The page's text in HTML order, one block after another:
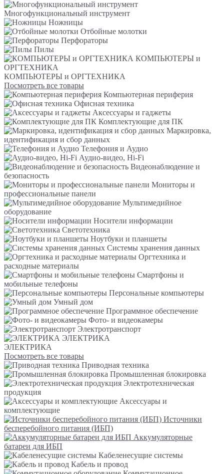
Многофункциональный инструмент
Ножницы
Отбойные молотки
Перфораторы
Пилы
КОМПЬЮТЕРЫ и
ОРГТЕХНИКА
КОМПЬЮТЕРЫ и ОРГТЕХНИКА
Посмотреть все товары
Компьютерная периферия
Офисная техника
Аксессуары и гаджеты
Комплектующие для ПК
Маркировка,
идентификация и сбор данных
Телефония и Аудио
Аудио-видео, Hi-Fi
Видеонаблюдение и
безопасность
Мониторы и
профессиональные панели
Мультимедийное
оборудование
Носители информации
Светотехника
Ноутбуки и планшеты
Системы хранения данных
Оргтехника и
расходные материалы
Смартфоны и
мобильные телефоны
Персональные компьютеры
Умный дом
Программное обеспечение
Фото- и видеокамеры
Электротранспорт
ЭЛЕКТРИКА
ЭЛЕКТРИКА
Посмотреть все товары
Приводная техника
Промышленная блокировка
Электротехническая
продукция
Аксессуары и
комплектующие
Источники
бесперебойного питания (ИБП)
Аккумуляторные
батареи для ИБП
Кабеленесущие системы
Кабель и провод